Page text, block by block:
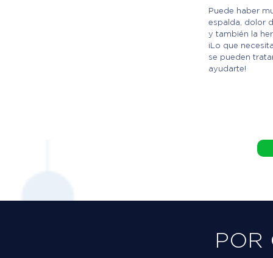
Puede haber
espalda, dolor
y también la
¡Lo que
se pueden
ayudarte!
POR